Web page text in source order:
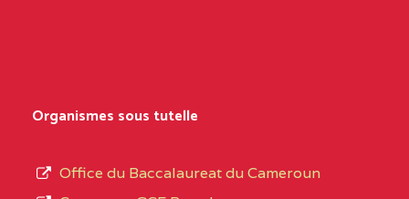
BILINGUAL TECHNICAL COLLEGE CHRIST
Organismes sous tutelle
Office du Baccalaureat du Cameroun